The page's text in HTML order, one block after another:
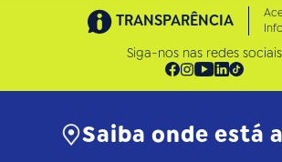
TRANSPARÊNCIA
Siga-nos nas redes sociais
Saiba onde está